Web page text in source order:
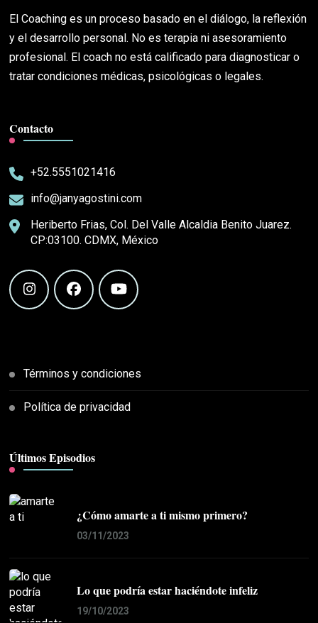
El Coaching es un proceso basado en el diálogo, la reflexión
y el desarrollo personal. No es terapia ni asesoramiento
profesional. El coach no está calificado para diagnosticar o
tratar condiciones médicas, psicológicas o legales.
Contacto
+52.5551021416
info@janyagostini.com
Heriberto Frias, Col. Del Valle Alcaldia Benito Juarez.
CP:03100. CDMX, México
Términos y condiciones
Política de privacidad
Últimos Episodios
¿Cómo amarte a ti mismo primero?
03/11/2023
Lo que podría estar haciéndote infeliz
19/10/2023